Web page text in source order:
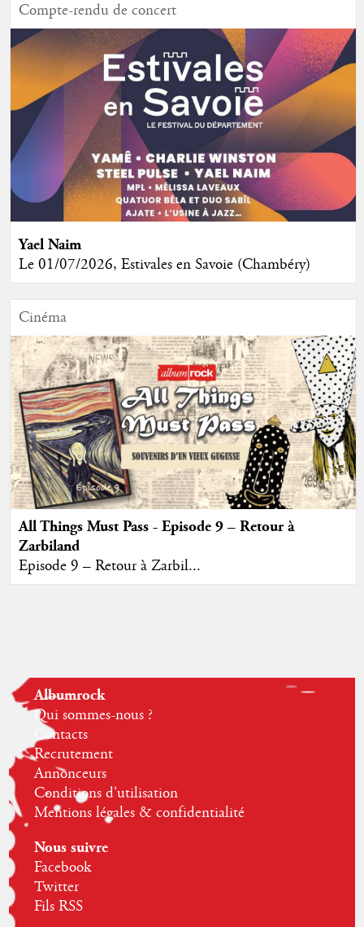
Compte-rendu de concert
Yael Naim
Le 01/07/2026, Estivales en Savoie (Chambéry)
Cinéma
All Things Must Pass - Episode 9 – Retour à
Zarbiland
Episode 9 – Retour à Zarbil...
Albumrock
Qui sommes-nous ?
Contacts
Recrutement
Annonceurs
Conditions d'utilisation
Mentions légales & confidentialité
Nous suivre
Facebook
Twitter
Fils RSS